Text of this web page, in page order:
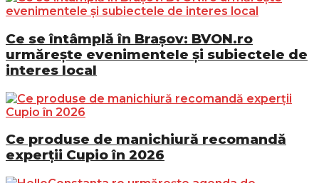
Ce se întâmplă în Brașov: BVON.ro
urmărește evenimentele și subiectele de
interes local
Ce produse de manichiură recomandă
experții Cupio în 2026